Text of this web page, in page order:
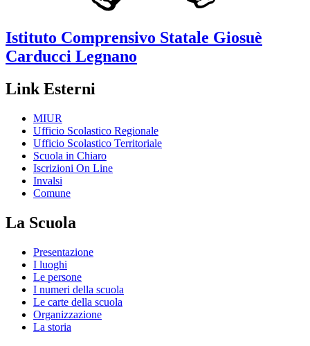
Istituto Comprensivo Statale Giosuè
Carducci Legnano
Link Esterni
MIUR
Ufficio Scolastico Regionale
Ufficio Scolastico Territoriale
Scuola in Chiaro
Iscrizioni On Line
Invalsi
Comune
La Scuola
Presentazione
I luoghi
Le persone
I numeri della scuola
Le carte della scuola
Organizzazione
La storia